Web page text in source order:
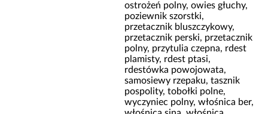
ostrożeń polny, owies głuchy,
poziewnik szorstki,
przetacznik bluszczykowy,
przetacznik perski, przetacznik
polny, przytulia czepna, rdest
plamisty, rdest ptasi,
rdestówka powojowata,
samosiewy rzepaku, tasznik
pospolity, tobołki polne,
wyczyniec polny, włośnica ber,